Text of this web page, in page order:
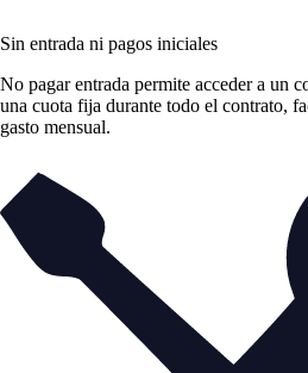
Sin entrada ni pagos iniciales
No pagar entrada permite acceder a un
una cuota fija durante todo el contrato,
gasto mensual.